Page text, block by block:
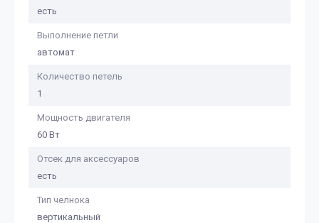
есть
Выполнение петли
автомат
Количество петель
1
Мощность двигателя
60 Вт
Отсек для аксессуаров
есть
Тип челнока
вертикальный